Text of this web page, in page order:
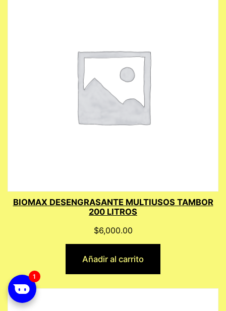
BIOMAX DESENGRASANTE MULTIUSOS TAMBOR
200 LITROS
$6,000.00
Añadir al carrito